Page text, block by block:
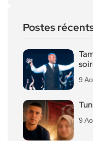
Postes
9
9